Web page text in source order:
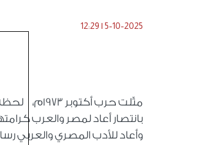
5-10-2025
|
12:29
مثّلت حرب
بانتصار أعاد لمصر والعرب
وأعاد للأدب المصري والعربي